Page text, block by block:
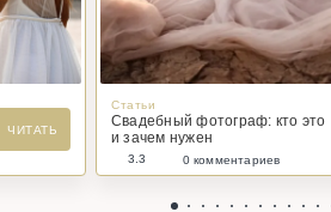
ЧИТАТЬ
Статьи
Свадебный фотограф: кто это
и зачем нужен
3.3 0 комментариев